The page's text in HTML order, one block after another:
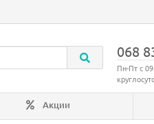
068
Пн-Пт с
Акции